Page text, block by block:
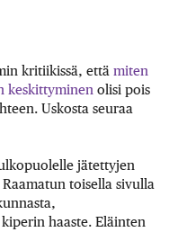
kritiikissä, että miten
keskittyminen olisi pois
Uskosta seuraa
jätettyjen
toisella sivulla
haaste. Eläinten